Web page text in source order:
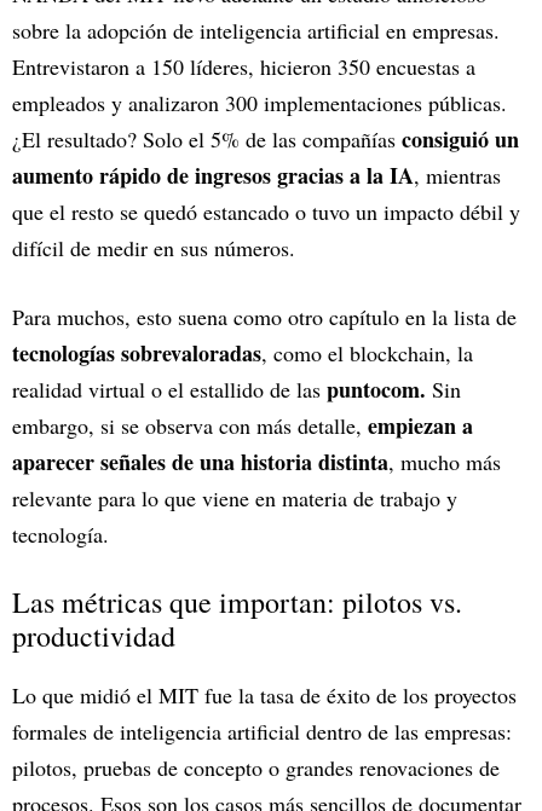
sobre la adopción de inteligencia artificial en empresas.
Entrevistaron a 150 líderes, hicieron 350 encuestas a
empleados y analizaron 300 implementaciones públicas.
¿El resultado? Solo el 5% de las compañías consiguió un
aumento rápido de ingresos gracias a la IA, mientras
que el resto se quedó estancado o tuvo un impacto débil y
difícil de medir en sus números.
Para muchos, esto suena como otro capítulo en la lista de
tecnologías sobrevaloradas, como el blockchain, la
realidad virtual o el estallido de las puntocom. Sin
embargo, si se observa con más detalle, empiezan a
aparecer señales de una historia distinta, mucho más
relevante para lo que viene en materia de trabajo y
tecnología.
Las métricas que importan: pilotos vs.
productividad
Lo que midió el MIT fue la tasa de éxito de los proyectos
formales de inteligencia artificial dentro de las empresas:
pilotos, pruebas de concepto o grandes renovaciones de
procesos. Esos son los casos más sencillos de documentar